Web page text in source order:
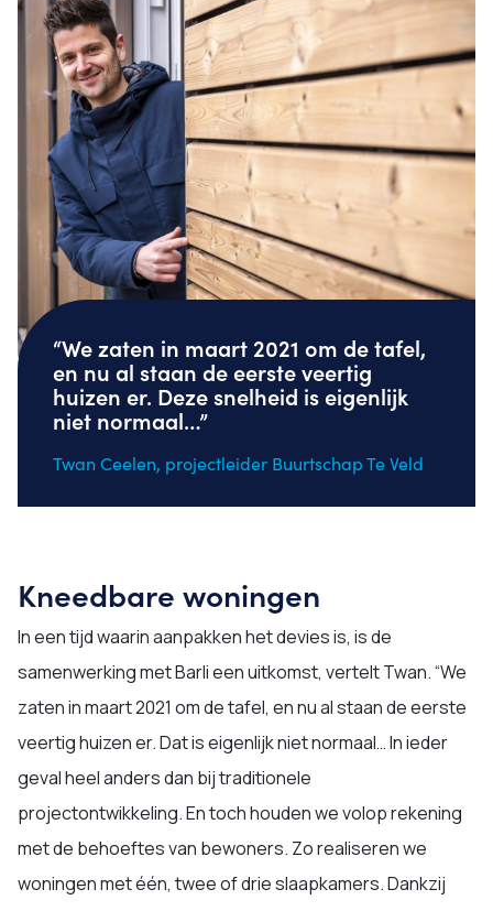
“We zaten in maart 2021 om de tafel,
en nu al staan de eerste veertig
huizen er. Deze snelheid is eigenlijk
niet normaal…”
Twan Ceelen, projectleider Buurtschap Te Veld
Kneedbare woningen
In een tijd waarin aanpakken het devies is, is de
samenwerking met Barli een uitkomst, vertelt Twan. “We
zaten in maart 2021 om de tafel, en nu al staan de eerste
veertig huizen er. Dat is eigenlijk niet normaal… In ieder
geval heel anders dan bij traditionele
projectontwikkeling. En toch houden we volop rekening
met de behoeftes van bewoners. Zo realiseren we
woningen met één, twee of drie slaapkamers. Dankzij